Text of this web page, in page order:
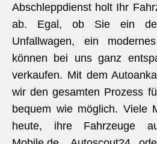
Abschleppdienst holt Ihr
ab. Egal, ob Sie ein
Unfallwagen, ein
können bei uns ganz
verkaufen. Mit dem
wir den gesamten Prozess
bequem wie möglich. Viele
heute, ihre Fahrzeuge